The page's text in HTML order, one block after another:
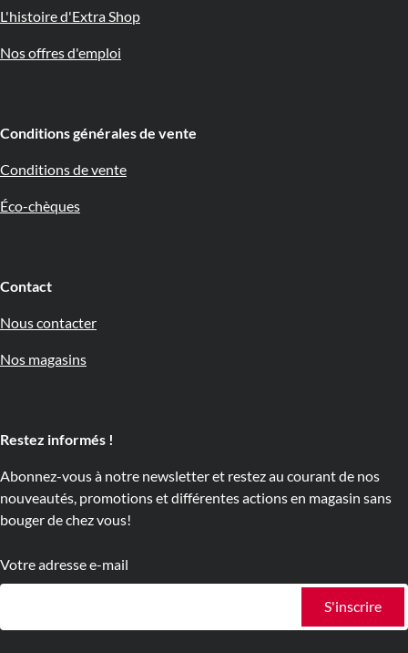
L'histoire d'Extra Shop
Nos offres d'emploi
Conditions générales de vente
Conditions de vente
Éco-chèques
Contact
Nous contacter
Nos magasins
Restez informés !
Abonnez-vous à notre newsletter et restez au courant de nos
nouveautés, promotions et différentes actions en magasin sans
bouger de chez vous!
Votre adresse e-mail
S'inscrire